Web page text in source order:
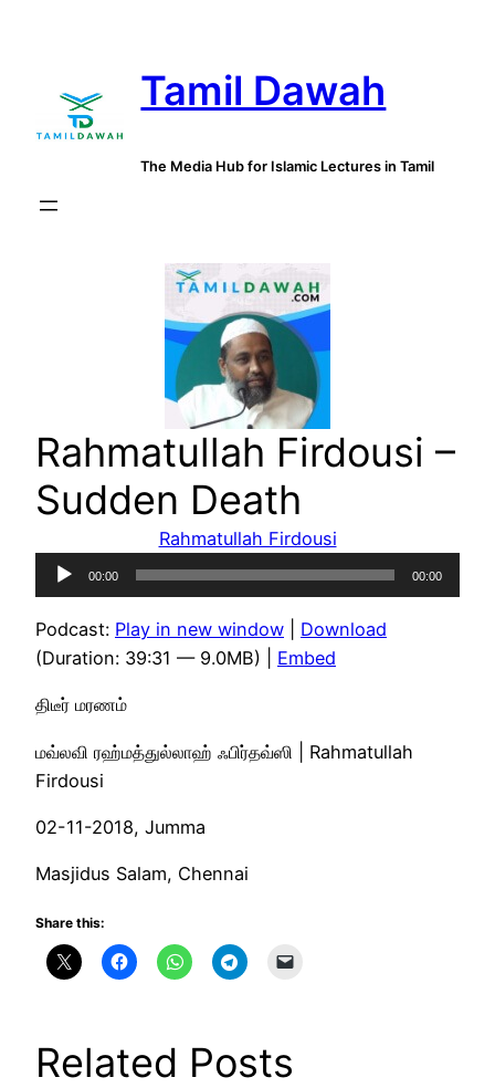
Tamil Dawah
The Media Hub for Islamic Lectures in Tamil
Rahmatullah Firdousi –
Sudden Death
Rahmatullah Firdousi
Audio
Player
00:00 00:00
Podcast: Play in new window
Download
(Duration: 39:31 — 9.0MB) | Embed
திடீர் மரணம்
மவ்லவி ரஹ்மத்துல்லாஹ் ஃபிர்தவ்ஸி | Rahmatullah
Firdousi
02-11-2018, Jumma
Masjidus Salam, Chennai
Share this:
Related Posts